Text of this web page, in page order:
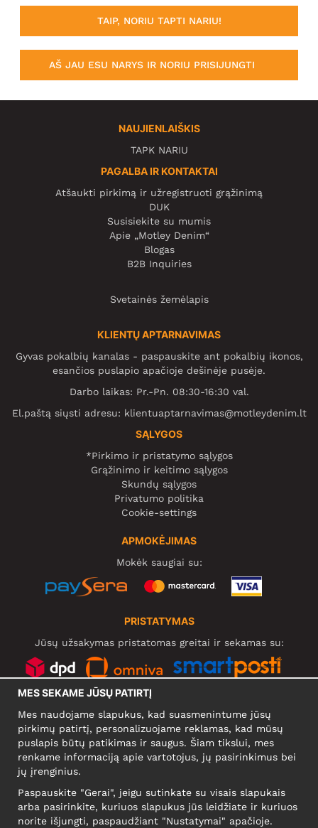
TAIP, NORIU TAPTI NARIU!
AŠ JAU ESU NARYS IR NORIU PRISIJUNGTI
NAUJIENLAIŠKIS
TAPK NARIU
PAGALBA IR KONTAKTAI
Atšaukti pirkimą ir užregistruoti grąžinimą
DUK
Susisiekite su mumis
Apie „Motley Denim“
Blogas
B2B Inquiries
Svetainės žemėlapis
KLIENTŲ APTARNAVIMAS
Gyvas pokalbių kanalas - paspauskite ant pokalbių ikonos,
esančios puslapio apačioje dešinėje pusėje.
Darbo laikas: Pr.-Pn. 08:30-16:30 val.
El.paštą siųsti adresu: klientuaptarnavimas@motleydenim.lt
SĄLYGOS
*Pirkimo ir pristatymo sąlygos
Grąžinimo ir keitimo sąlygos
Skundų sąlygos
Privatumo politika
Cookie-settings
APMOKĖJIMAS
Mokėk saugiai su:
PRISTATYMAS
Jūsų užsakymas pristatomas greitai ir sekamas su:
KOMPANIJA
Narva mnt 5, EE-10117 Tallinn
Reg: 12356245
MES SEKAME JŪSŲ PATIRTĮ
Mes naudojame slapukus, kad suasmenintume jūsų
pirkimų patirtį, personalizuojame reklamas, kad mūsų
puslapis būtų patikimas ir saugus. Šiam tikslui, mes
renkame informaciją apie vartotojus, jų pasirinkimus bei
jų įrenginius.
Paspauskite "Gerai", jeigu sutinkate su visais slapukais
arba pasirinkite, kuriuos slapukus jūs leidžiate ir kuriuos
norite išjungti, paspaudžiant "Nustatymai" apačioje.